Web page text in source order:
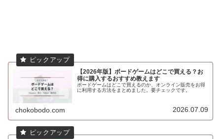
【2026年版】ボードゲームはどこで買える？お
得に購入するおすすめ教えます
ボードゲームはどこで買えるのか、オンライン販売をお得
に利用する方法をまとめました。要チェックです。
chokobodo.com 2026.07.09